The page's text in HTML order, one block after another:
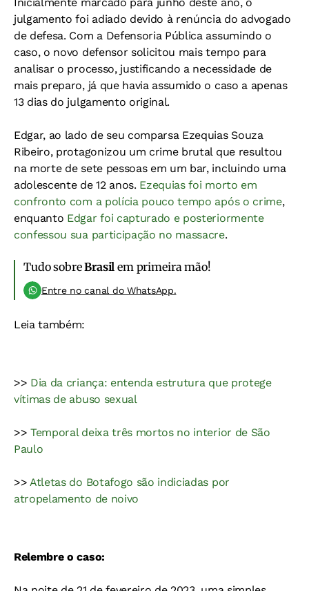
julgamento foi adiado devido à renúncia do advogado
de defesa. Com a Defensoria Pública assumindo o
caso, o novo defensor solicitou mais tempo para
analisar o processo, justificando a necessidade de
mais preparo, já que havia assumido o caso a apenas
13 dias do julgamento original.
Edgar, ao lado de seu comparsa Ezequias Souza
Ribeiro, protagonizou um crime brutal que resultou
na morte de sete pessoas em um bar, incluindo uma
adolescente de 12 anos. Ezequias foi morto em
confronto com a polícia pouco tempo após o crime,
enquanto Edgar foi capturado e posteriormente
confessou sua participação no massacre.
Tudo sobreBrasil em primeira mão!
Entre no canal do WhatsApp.
Leia também:
>> Dia da criança: entenda estrutura que protege
vítimas de abuso sexual
>>Temporal deixa três mortos no interior de São
Paulo
>>Atletas do Botafogo são indiciadas por
atropelamento de noivo
Relembre o caso: